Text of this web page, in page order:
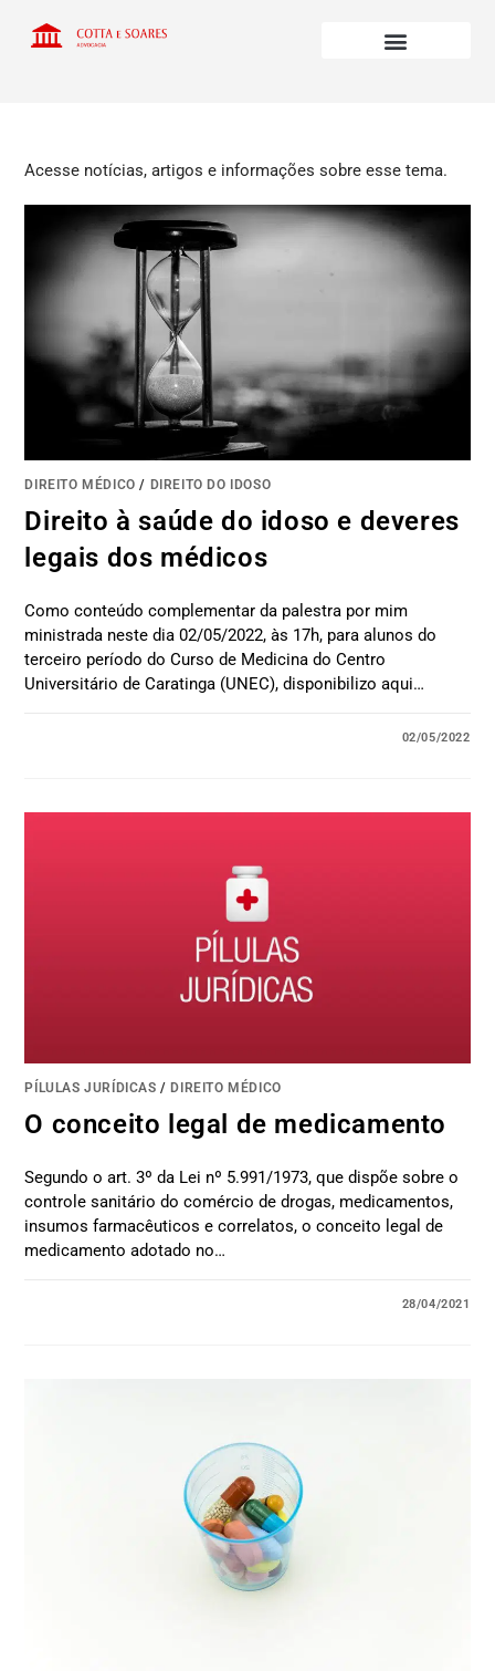
Acesse notícias, artigos e informações sobre esse tema.
DIREITO MÉDICO / DIREITO DO IDOSO
Direito à saúde do idoso e deveres
legais dos médicos
Como conteúdo complementar da palestra por mim
ministrada neste dia 02/05/2022, às 17h, para alunos do
terceiro período do Curso de Medicina do Centro
Universitário de Caratinga (UNEC), disponibilizo aqui…
02/05/2022
PÍLULAS JURÍDICAS /DIREITO MÉDICO
O conceito legal de medicamento
Segundo o art. 3º da Lei nº 5.991/1973, que dispõe sobre o
controle sanitário do comércio de drogas, medicamentos,
insumos farmacêuticos e correlatos, o conceito legal de
medicamento adotado no…
28/04/2021